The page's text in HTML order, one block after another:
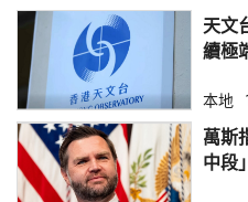
天文
續極
本地
萬斯
中段」